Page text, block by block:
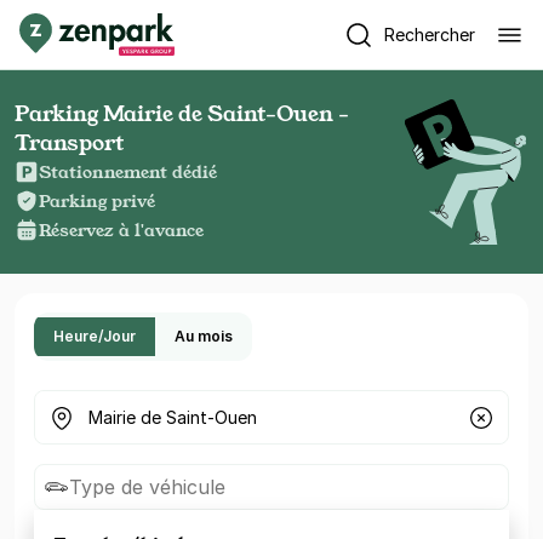
Rechercher
Parking Mairie de Saint-Ouen -
Transport
Stationnement dédié
Parking privé
Réservez à l'avance
Heure/Jour Au mois
Où cherchez-vous un parking ?
Type de véhicule